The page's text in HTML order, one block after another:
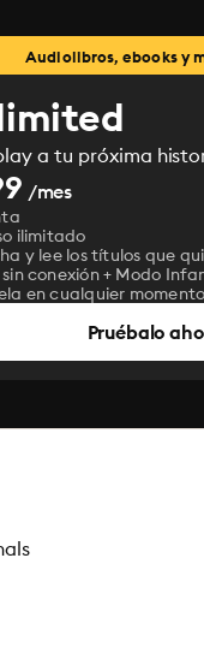
Audiolibros, ebooks y
a tu próxima
/mes
ilimitado
y lee los títulos que
conexión + Modo
en cualquier momento
Pruébalo